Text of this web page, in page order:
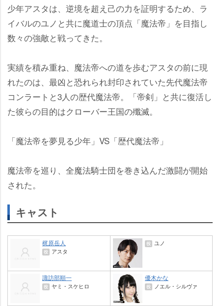
少年アスタは、逆境を超え己の力を証明するため、ラ
イバルのユノと共に魔道士の頂点「魔法帝」を目指し
数々の強敵と戦ってきた。
実績を積み重ね、魔法帝への道を歩むアスタの前に現
れたのは、最凶と恐れられ封印されていた先代魔法帝
コンラートと3人の歴代魔法帝。「帝剣」と共に復活し
た彼らの目的はクローバー王国の殲滅。
「魔法帝を夢見る少年」VS「歴代魔法帝」
魔法帝を巡り、全魔法騎士団を巻き込んだ激闘が開始
された。
キャスト
梶原岳人
役 アスタ
役 ユノ
諏訪部順一
役 ヤミ・スケヒロ
優木かな
役 ノエル・シルヴァ